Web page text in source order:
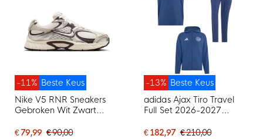
Beste Keus
-11%
Nike V5 RNR Sneakers
Gebroken Wit Zwart
€ 79,99 € 90,00
Beste Keus
-13%
adidas Ajax Tiro Travel
Full Set 2026-2027
€ 182,97 € 210,00